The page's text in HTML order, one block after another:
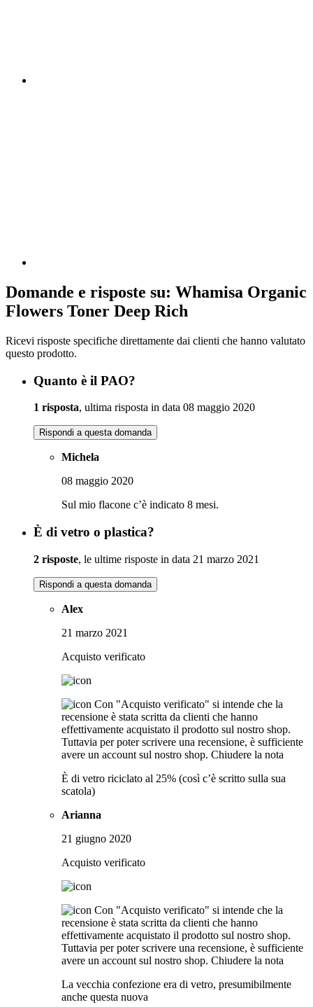
Domande e risposte su: Whamisa Organic
Flowers Toner Deep Rich
Ricevi risposte specifiche direttamente dai clienti che hanno valutato
questo prodotto.
Quanto è il PAO?
1 risposta, ultima risposta in data 08 maggio 2020
Rispondi a questa domanda
Michela
08 maggio 2020
Sul mio flacone c’è indicato 8 mesi.
È di vetro o plastica?
2 risposte, le ultime risposte in data 21 marzo 2021
Rispondi a questa domanda
Alex
21 marzo 2021
Acquisto verificato
Con "Acquisto verificato" si intende che la
recensione è stata scritta da clienti che hanno
effettivamente acquistato il prodotto sul nostro shop.
Tuttavia per poter scrivere una recensione, è sufficiente
avere un account sul nostro shop. Chiudere la nota
È di vetro riciclato al 25% (così c’è scritto sulla sua
scatola)
Arianna
21 giugno 2020
Acquisto verificato
Con "Acquisto verificato" si intende che la
recensione è stata scritta da clienti che hanno
effettivamente acquistato il prodotto sul nostro shop.
Tuttavia per poter scrivere una recensione, è sufficiente
avere un account sul nostro shop. Chiudere la nota
La vecchia confezione era di vetro, presumibilmente
anche questa nuova